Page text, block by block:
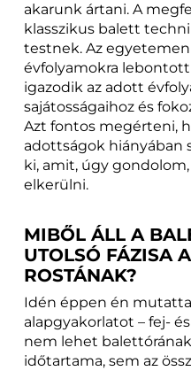
akarunk ártani. A
klasszikus balett
testnek. Az
évfolyamokra
igazodik az adott
sajátosságaihoz és
Azt fontos megérteni,
adottságok hiányában
ki, amit, úgy
elkerülni.
MIBŐL ÁLL A
UTOLSÓ FÁZISA
ROSTÁNAK?
Idén éppen én
alapgyakorlatot – fej-
nem lehet
időtartama, sem az